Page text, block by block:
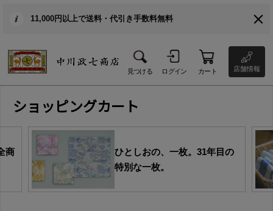
11,000円以上で送料・代引き手数料無料
見つける ログイン カート 店舗情報
ショッピングカート
商
ひとしおの、一枚。31年目の
特別な一枚。